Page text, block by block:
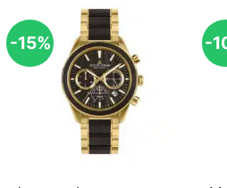
-15% -